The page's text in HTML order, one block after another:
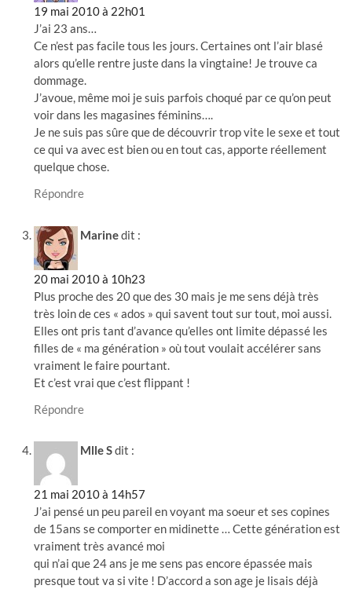
19 mai 2010 à 22h01
J’ai 23 ans…
Ce n’est pas facile tous les jours. Certaines ont l’air blasé
alors qu’elle rentre juste dans la vingtaine! Je trouve ca
dommage.
J’avoue, même moi je suis parfois choqué par ce qu’on peut
voir dans les magasines féminins….
Je ne suis pas sûre que de découvrir trop vite le sexe et tout
ce qui va avec est bien ou en tout cas, apporte réellement
quelque chose.
Répondre
Marinedit :
20 mai 2010 à 10h23
Plus proche des 20 que des 30 mais je me sens déjà très
très loin de ces « ados » qui savent tout sur tout, moi aussi.
Elles ont pris tant d’avance qu’elles ont limite dépassé les
filles de « ma génération » où tout voulait accélérer sans
vraiment le faire pourtant.
Et c’est vrai que c’est flippant !
Répondre
Mlle Sdit :
21 mai 2010 à 14h57
J’ai pensé un peu pareil en voyant ma soeur et ses copines
de 15ans se comporter en midinette … Cette génération est
vraiment très avancé moi
qui n’ai que 24 ans je me sens pas encore épassée mais
presque tout va si vite ! D’accord a son age je lisais déjà